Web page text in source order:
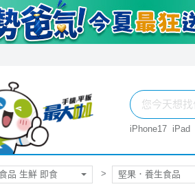
iPhone17 iPad
食品 生鮮 即食 堅果．養生食品